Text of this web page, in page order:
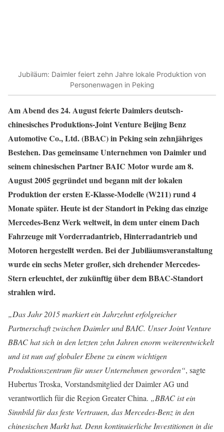
Jubiläum: Daimler feiert zehn Jahre lokale Produktion von
Personenwagen in Peking
Am Abend des 24. August feierte Daimlers deutsch-
chinesisches Produktions-Joint Venture Beijing Benz
Automotive Co., Ltd. (BBAC) in Peking sein zehnjähriges
Bestehen. Das gemeinsame Unternehmen von Daimler und
seinem chinesischen Partner BAIC Motor wurde am 8.
August 2005 gegründet und begann mit der lokalen
Produktion der ersten E-Klasse-Modelle (W211) rund 4
Monate später. Heute ist der Standort in Peking das einzige
Mercedes-Benz Werk weltweit, in dem unter einem Dach
Fahrzeuge mit Vorderradantrieb, Hinterradantrieb und
Motoren hergestellt werden. Bei der Jubiläumsveranstaltung
wurde ein sechs Meter großer, sich drehender Mercedes-
Stern erleuchtet, der zukünftig über dem BBAC-Standort
strahlen wird.
„Das Jahr 2015 markiert ein Jahrzehnt erfolgreicher
Partnerschaft zwischen Daimler und BAIC. Unser Joint Venture
BBAC hat sich in den letzten zehn Jahren enorm weiterentwickelt
und ist nun auf globaler Ebene zu einem wichtigen
Produktionszentrum für unser Unternehmen geworden“, sagte
Hubertus Troska, Vorstandsmitglied der Daimler AG und
verantwortlich für die Region Greater China. „BBAC ist ein
Sinnbild für das feste Vertrauen, das Mercedes-Benz in den
chinesischen Markt hat. Denn kontinuierliche Investitionen in die